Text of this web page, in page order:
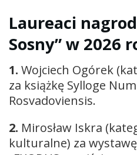
Laureaci
Sosny” w 2026
1. Wojciech Ogórek
za książkę Sylloge
Rosvadoviensis.
2. Mirosław Iskra
kulturalne) za